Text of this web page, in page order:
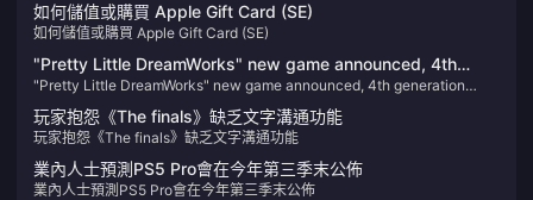
如何儲值或購買 Apple Gift Card (SE)
如何儲值或購買 Apple Gift Card (SE)
"Pretty Little DreamWorks" new game announced, 4th
generation prequel character "Kallen" will be the heroine of
the game
"Pretty Little DreamWorks" new game announced, 4th generation
prequel character "Kallen" will be the heroine of the game
玩家抱怨《The finals》缺乏文字溝通功能
玩家抱怨《The finals》缺乏文字溝通功能
業內人士預測PS5 Pro會在今年第三季末公佈
業內人士預測PS5 Pro會在今年第三季末公佈